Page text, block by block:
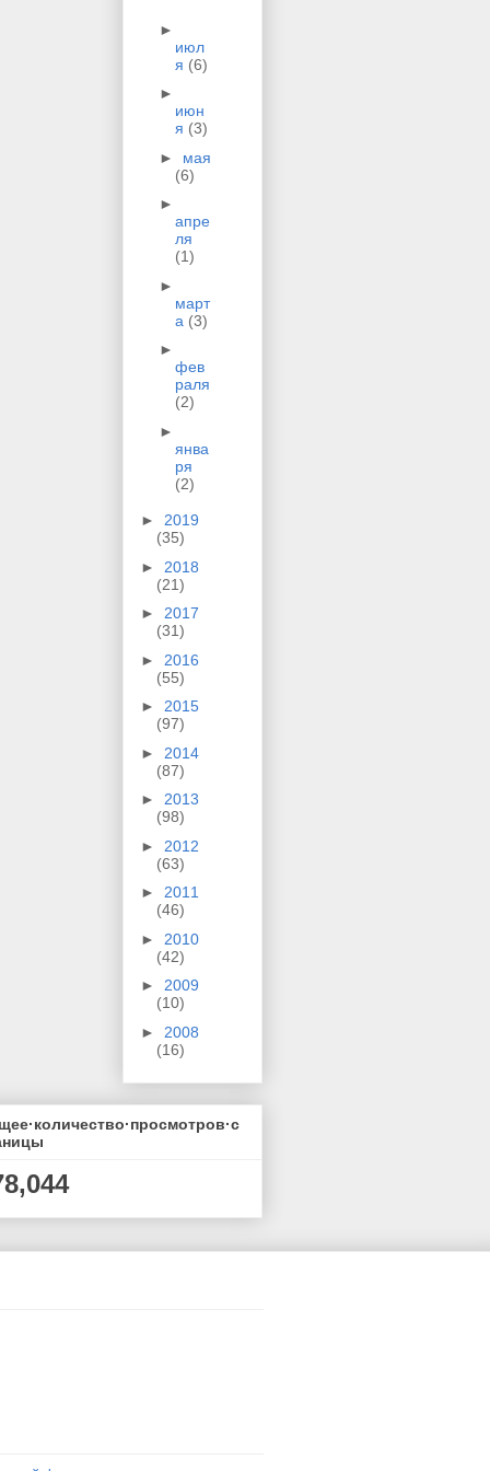
►
июл
я (6)
►
июн
я (3)
► мая
(6)
►
апре
ля
(1)
►
март
а (3)
►
фев
раля
(2)
►
янва
ря
(2)
► 2019
(35)
► 2018
(21)
► 2017
(31)
► 2016
(55)
► 2015
(97)
► 2014
(87)
► 2013
(98)
► 2012
(63)
► 2011
(46)
► 2010
(42)
► 2009
(10)
► 2008
(16)